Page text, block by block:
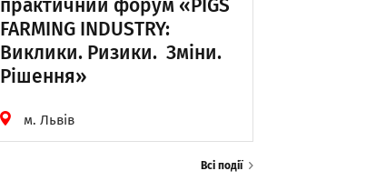
практичний форум «PIGS
FARMING INDUSTRY:
Виклики. Ризики. Зміни.
Рішення»
м. Львів
Всі події